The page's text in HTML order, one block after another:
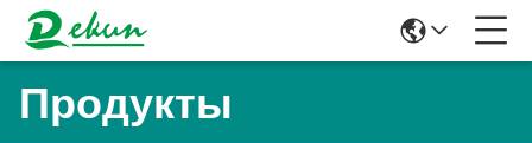
Продукты